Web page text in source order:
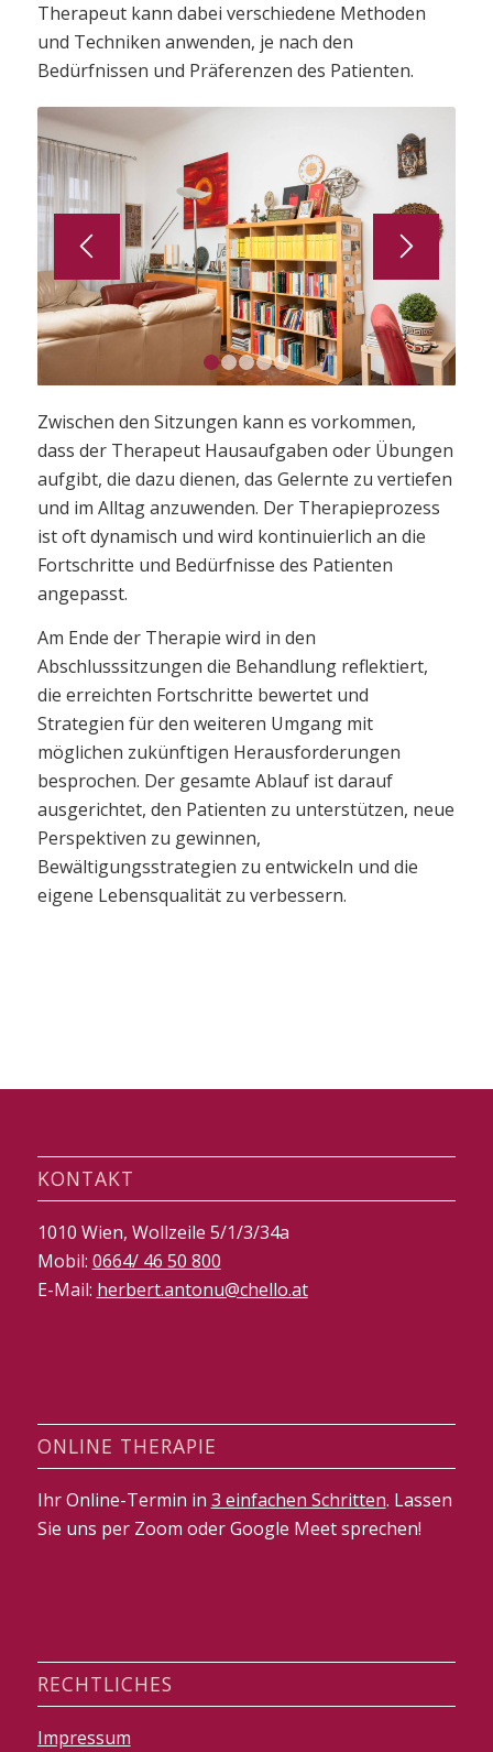
Therapeut kann dabei verschiedene Methoden
und Techniken anwenden, je nach den
Bedürfnissen und Präferenzen des Patienten.
1 2 3 4 5
Zwischen den Sitzungen kann es vorkommen,
dass der Therapeut Hausaufgaben oder Übungen
aufgibt, die dazu dienen, das Gelernte zu vertiefen
und im Alltag anzuwenden. Der Therapieprozess
ist oft dynamisch und wird kontinuierlich an die
Fortschritte und Bedürfnisse des Patienten
angepasst.
Am Ende der Therapie wird in den
Abschlusssitzungen die Behandlung reflektiert,
die erreichten Fortschritte bewertet und
Strategien für den weiteren Umgang mit
möglichen zukünftigen Herausforderungen
besprochen. Der gesamte Ablauf ist darauf
ausgerichtet, den Patienten zu unterstützen, neue
Perspektiven zu gewinnen,
Bewältigungsstrategien zu entwickeln und die
eigene Lebensqualität zu verbessern.
KONTAKT
1010 Wien, Wollzeile 5/1/3/34a
Mobil: 0664/ 46 50 800
E-Mail: herbert.antonu@chello.at
ONLINE THERAPIE
Ihr Online-Termin in 3 einfachen Schritten. Lassen
Sie uns per Zoom oder Google Meet sprechen!
RECHTLICHES
Impressum